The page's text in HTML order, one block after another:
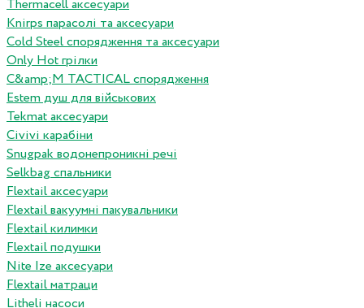
Thermacell аксесуари
Knirps парасолі та аксесуари
Cold Steel спорядження та аксесуари
Only Hot грілки
C&amp;M TACTICAL спорядження
Estem душ для військових
Tekmat аксесуари
Сivivi карабіни
Snugpak водонепроникні речі
Selkbag спальники
Flextail аксесуари
Flextail вакуумні пакувальники
Flextail килимки
Flextail подушки
Nite Ize аксесуари
Flextail матраци
Litheli насоси